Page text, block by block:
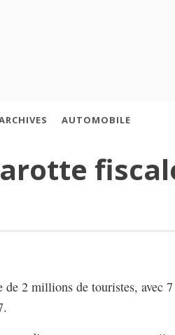
AUTOMOBILE
2 millions de touristes,